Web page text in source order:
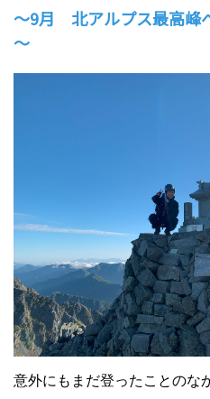
～9月 北アルプス最高峰
～
意外にもまだ登ったことのな